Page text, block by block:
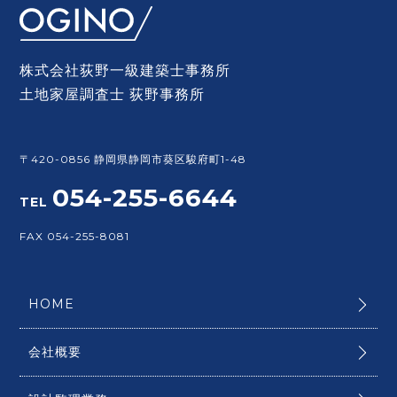
株式会社荻野一級建築士事務所
土地家屋調査士 荻野事務所
〒420-0856 静岡県静岡市葵区駿府町1-48
TEL 054-255-6644
FAX 054-255-8081
HOME
会社概要